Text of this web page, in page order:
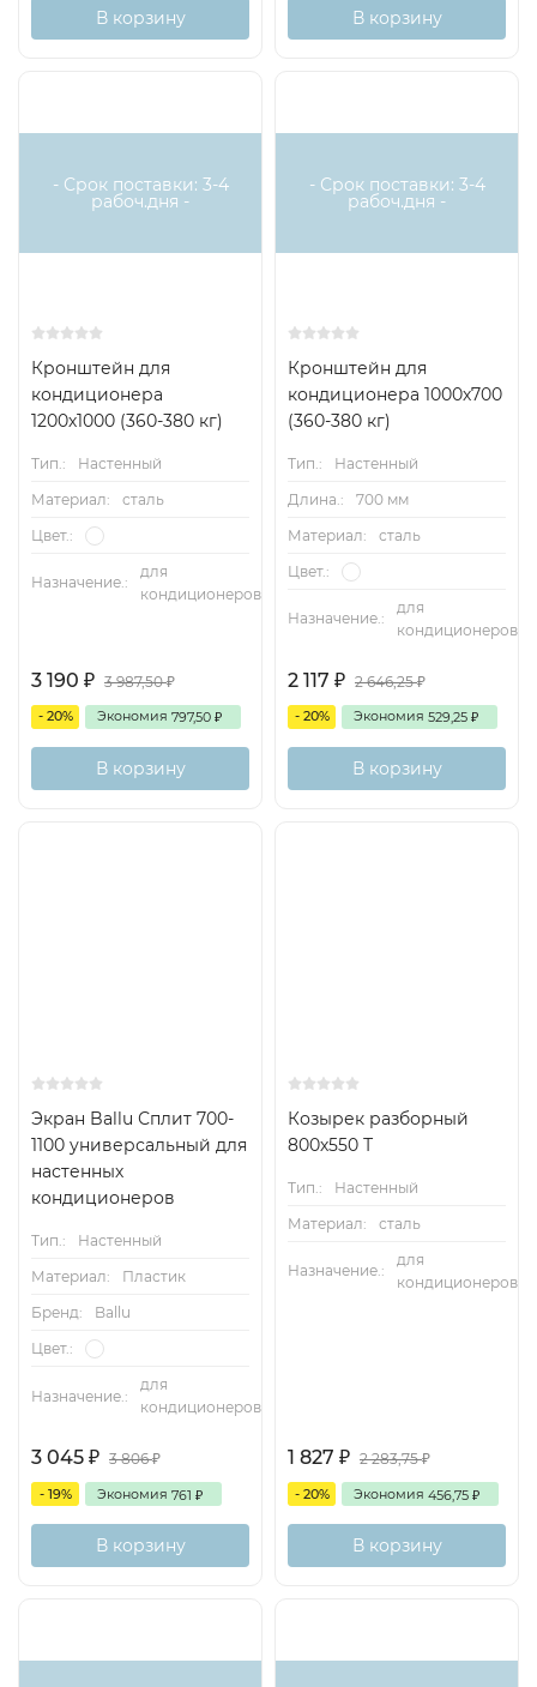
В корзину В корзину
- Срок поставки: 3-4
рабоч.дня -
Кронштейн для
кондиционера
1200х1000 (360-380 кг)
Тип.:
Настенный
Материал:
сталь
Цвет.:
Назначение.:
для
кондиционеров
3 190 ₽ 3 987,50₽
- 20% Экономия 797,50 ₽
В корзину
- Срок поставки: 3-4
рабоч.дня -
Кронштейн для
кондиционера 1000х700
(360-380 кг)
Тип.:
Настенный
Длина.:
700 мм
Материал:
сталь
Цвет.:
Назначение.:
для
кондиционеров
2 117 ₽ 2 646,25₽
- 20% Экономия 529,25 ₽
В корзину
Экран Ballu Сплит 700-
1100 универсальный для
настенных
кондиционеров
Тип.:
Настенный
Материал:
Пластик
Бренд:
Ballu
Цвет.:
Назначение.:
для
кондиционеров
3 045 ₽ 3 806₽
- 19% Экономия 761 ₽
В корзину
Козырек разборный
800х550 Т
Тип.:
Настенный
Материал:
сталь
Назначение.:
для
кондиционеров
1 827 ₽ 2 283,75₽
- 20% Экономия 456,75 ₽
В корзину